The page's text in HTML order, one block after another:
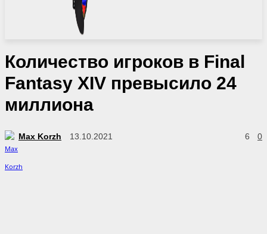
Количество игроков в Final
Fantasy XIV превысило 24
миллиона
Max Korzh 13.10.2021 0
6